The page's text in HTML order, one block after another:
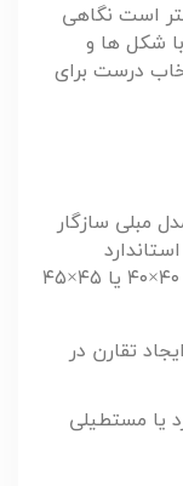
است نگاهی
شکل ها و
درست برای
مبلی سازگار
۴۰×۴۰ یا ۴۵×۴۵
تقارن در
یا مستطیلی